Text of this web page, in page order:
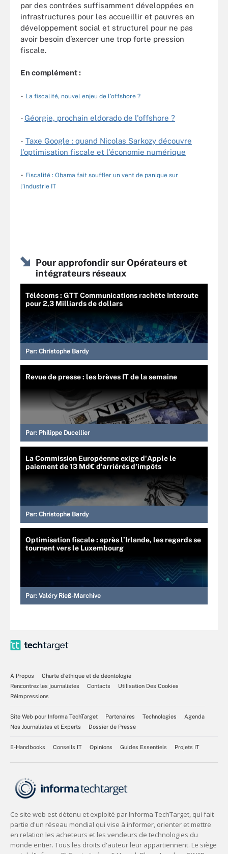
par des contrées suffisamment développées en
infrastructures pour les accueillir et pauvres en
développement social et structurel pour ne pas
avoir besoin d’exercer une trop forte pression
fiscale.
En complément :
- La fiscalité, nouvel enjeu de l’offshore ?
-Géorgie, prochain eldorado de l'offshore ?
- Taxe Google : quand Nicolas Sarkozy découvre
l'optimisation fiscale et l'économie numérique
- Fiscalité : Obama fait souffler un vent de panique sur
l’industrie IT
Pour approfondir sur Opérateurs et
intégrateurs réseaux
Télécoms : GTT Communications rachète Interoute
pour 2,3 Milliards de dollars
Par: Christophe Bardy
Revue de presse : les brèves IT de la semaine
Par: Philippe Ducellier
La Commission Européenne exige d'Apple le
paiement de 13 Md€ d'arriérés d'impôts
Par: Christophe Bardy
Optimisation fiscale : après l’Irlande, les regards se
tournent vers le Luxembourg
Par: Valéry Rieß-Marchive
À Propos
Charte d’éthique et de déontologie
Rencontrez les journalistes
Contacts
Utilisation Des Cookies
Réimpressions
Site Web pour Informa TechTarget Partenaires Technologies
Agenda
Nos Journalistes et Experts
Dossier de Presse
E-Handbooks Conseils IT Opinions Guides Essentiels Projets IT